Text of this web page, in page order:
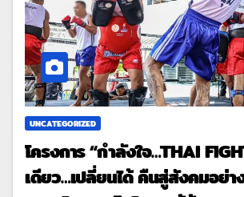
UNCATEGORIZED
โครงการ “กำลังใจ…THAI
เดียว…เปลี่ยนได้ คืนสู่สังคมอย่